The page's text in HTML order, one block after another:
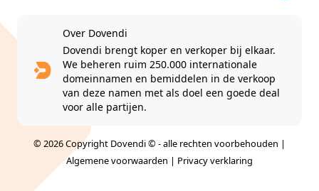
Over Dovendi
Dovendi brengt koper en verkoper bij elkaar.
We beheren ruim 250.000 internationale
domeinnamen en bemiddelen in de verkoop
van deze namen met als doel een goede deal
voor alle partijen.
© 2026 Copyright Dovendi © - alle rechten voorbehouden |
Algemene voorwaarden | Privacy verklaring